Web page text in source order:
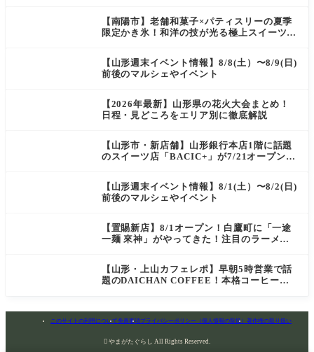
【南陽市】老舗和菓子×パティスリーの夏季
限定かき氷！和洋の技が光る極上スイーツ｜
【山形週末イベント情報】8/8(土）〜8/9(日)
前後のマルシェやイベント
【2026年最新】山形県の花火大会まとめ！
日程・見どころをエリア別に徹底解説
【山形市・新店舗】山形銀行本店1階に話題
のスイーツ店「BACIC+」が7/21オープン！
【山形週末イベント情報】8/1(土）〜8/2(日)
前後のマルシェやイベント
【置賜新店】8/1オープン！白鷹町に「一途
一麺 來神」がやってきた！注目のラーメン
【山形・上山カフェレポ】早朝5時営業で話
題のDAICHAN COFFEE！本格コーヒーを
このサイトの利用について免責事項プライバシーポリシー（個人情報の取扱） 著作権の取り扱い
 やまがたぐらし All Rights Reserved.